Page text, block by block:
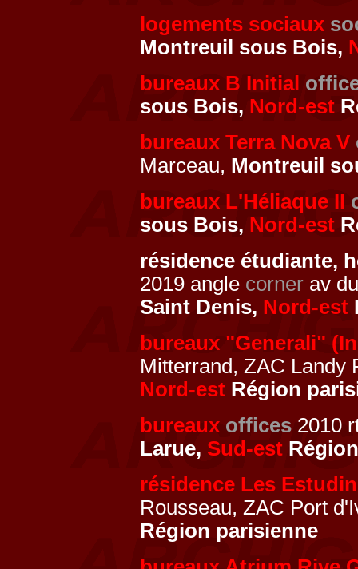
logements sociaux
Montreuil sous Bois,
bureaux B Initial
sous Bois, Nord-est
bureaux Terra Nova V
Marceau, Montreuil
bureaux L'Héliaque II
sous Bois, Nord-est
résidence étudiante,
2019 angle corner av
Saint Denis, Nord-est
bureaux "Generali"
Mitterrand, ZAC Landy
Nord-est Région
bureaux offices 2010
Larue, Sud-est
résidence Les
Rousseau, ZAC Port
Région parisienne